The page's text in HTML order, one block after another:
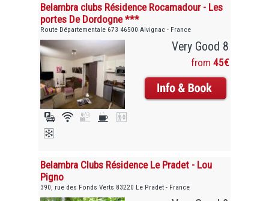
Belambra clubs Résidence Rocamadour - Les
portes De Dordogne ***
Route Départementale 673 46500 Alvignac - France
Very Good 8
from 45€
Belambra Clubs Résidence Le Pradet - Lou
Pigno
390, rue des Fonds Verts 83220 Le Pradet - France